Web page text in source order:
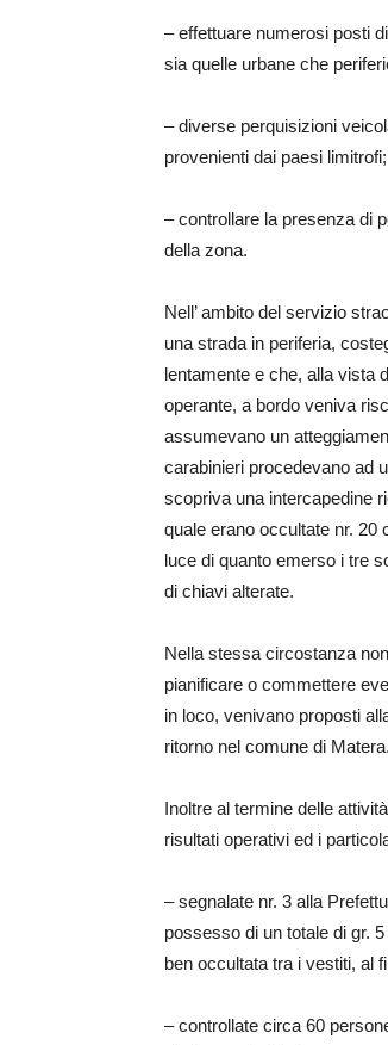
– effettuare numerosi posti
sia quelle urbane che
– diverse perquisizioni
provenienti dai paesi limitrofi;
– controllare la presenza di
della zona.
Nell’ ambito del servizio
una strada in periferia,
lentamente e che, alla vista
operante, a bordo veniva
assumevano un
carabinieri procedevano ad
scopriva una intercapedine
quale erano occultate nr. 20
luce di quanto emerso i tre
di chiavi alterate.
Nella stessa circostanza
pianificare o commettere
in loco, venivano proposti
ritorno nel comune di Matera.
Inoltre al termine delle
risultati operativi ed i
– segnalate nr. 3 alla
possesso di un totale di gr.
ben occultata tra i vestiti, al
– controllate circa 60